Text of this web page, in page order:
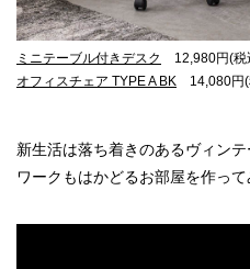
ミニテーブル付きデスク
12,980円(税
オフィスチェア TYPE A BK 14,080円(
新生活は落ち着きのあるヴィン
ワークもはかどるお部屋を作って